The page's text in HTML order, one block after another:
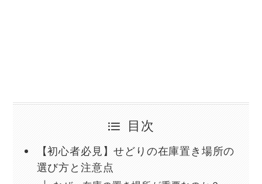
目次
【初心者必見】せどりの在庫置き場所の
選び方と注意点